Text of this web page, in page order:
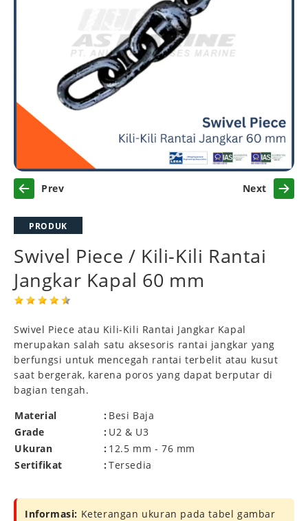
Previous Next
PRODUK
Swivel Piece / Kili-Kili Rantai
Jangkar Kapal 60 mm
Swivel Piece atau Kili-Kili Rantai Jangkar Kapal
merupakan salah satu aksesoris rantai jangkar yang
berfungsi untuk mencegah rantai terbelit atau kusut
saat bergerak, karena poros yang dapat berputar di
bagian tengah.
Material
: Besi Baja
Grade
: U2 & U3
Ukuran
: 12.5 mm - 76 mm
Sertifikat
: Tersedia
Informasi: Keterangan ukuran pada tabel gambar